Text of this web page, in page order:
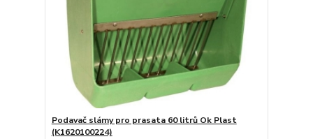
Podavač slámy pro prasata 60 litrů Ok Plast
(K1620100224)